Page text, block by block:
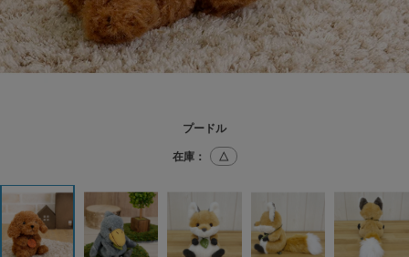
プードル
在庫： △